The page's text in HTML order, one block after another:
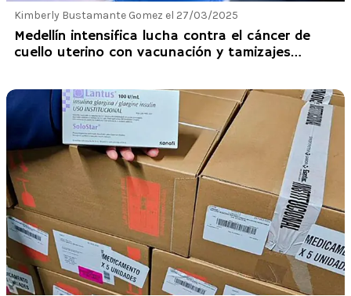
Kimberly Bustamante Gomez el 27/03/2025
Medellín intensifica lucha contra el cáncer de
cuello uterino con vacunación y tamizajes